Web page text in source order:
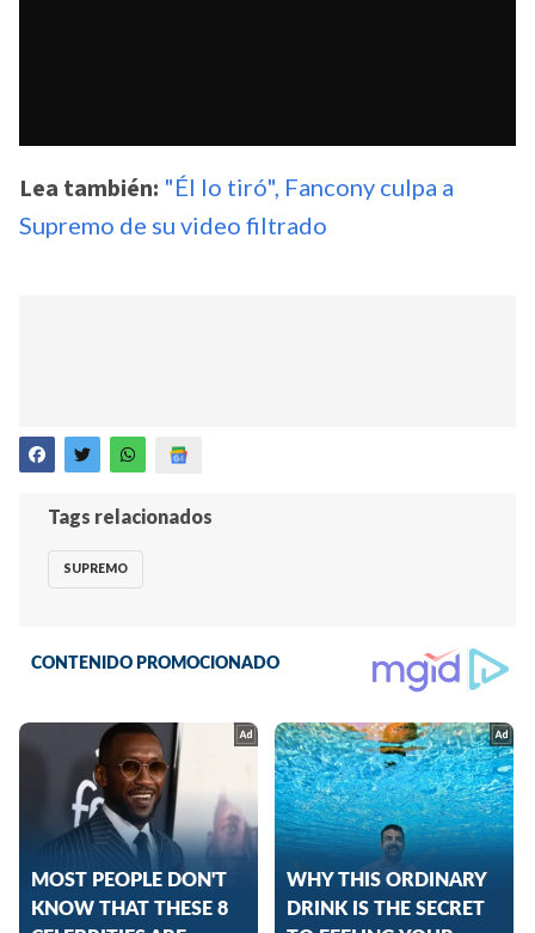
Lea también: "Él lo tiró", Fancony culpa a
Supremo de su video filtrado
Tags relacionados
SUPREMO